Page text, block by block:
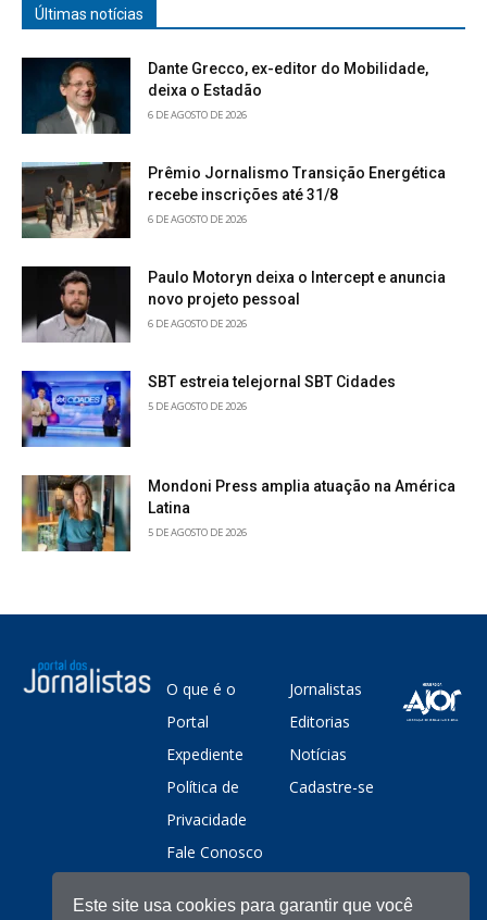
Últimas notícias
Dante Grecco, ex-editor do Mobilidade,
deixa o Estadão
6 DE AGOSTO DE 2026
Prêmio Jornalismo Transição Energética
recebe inscrições até 31/8
6 DE AGOSTO DE 2026
Paulo Motoryn deixa o Intercept e anuncia
novo projeto pessoal
6 DE AGOSTO DE 2026
SBT estreia telejornal SBT Cidades
5 DE AGOSTO DE 2026
Mondoni Press amplia atuação na América
Latina
5 DE AGOSTO DE 2026
O que é o
Portal
Expediente
Política de
Privacidade
Fale Conosco
Jornalistas
Editorias
Notícias
Cadastre-se
Este site usa cookies para garantir que você